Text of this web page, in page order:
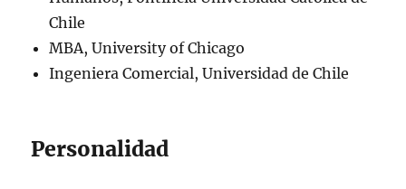
Chile
MBA, University of Chicago
Ingeniera Comercial, Universidad de Chile
Personalidad